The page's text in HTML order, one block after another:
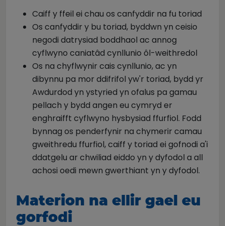
Caiff y ffeil ei chau os canfyddir na fu toriad
Os canfyddir y bu toriad, byddwn yn ceisio
negodi datrysiad boddhaol ac annog
cyflwyno caniatâd cynllunio ôl-weithredol
Os na chyflwynir cais cynllunio, ac yn
dibynnu pa mor ddifrifol yw'r toriad, bydd yr
Awdurdod yn ystyried yn ofalus pa gamau
pellach y bydd angen eu cymryd er
enghraifft cyflwyno hysbysiad ffurfiol. Fodd
bynnag os penderfynir na chymerir camau
gweithredu ffurfiol, caiff y toriad ei gofnodi a'i
ddatgelu ar chwiliad eiddo yn y dyfodol a all
achosi oedi mewn gwerthiant yn y dyfodol.
Materion na ellir gael eu
gorfodi